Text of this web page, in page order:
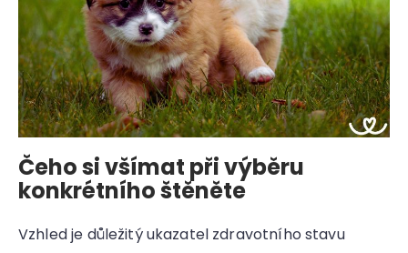
Čeho si všímat při výběru
konkrétního štěněte
Vzhled je důležitý ukazatel zdravotního stavu